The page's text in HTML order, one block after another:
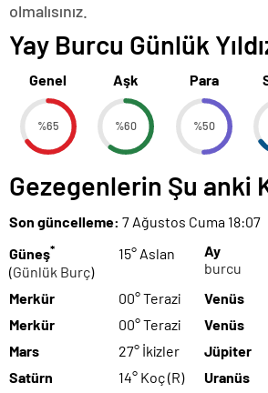
olmalısınız.
Yay Burcu Günlük
Genel
%65
Aşk
%60
Para
%50
Gezegenlerin Şu anki
Son güncelleme: 7 Ağustos Cuma 18:07
Güneş*
15° Aslan
(Günlük Burç)
Ay
burcu
Merkür
00° Terazi Venüs
Merkür
00° Terazi Venüs
Mars
27° İkizler Jüpiter
Satürn
14° Koç (R) Uranüs